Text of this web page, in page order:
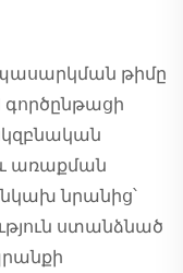
թիմը
գործընթացի
առաքման
նրանից՝
ստանձնած